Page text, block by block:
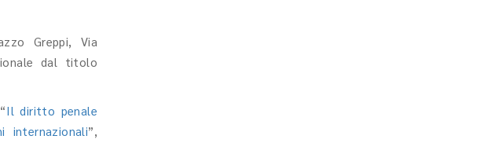
Greppi, Via
dal titolo
Il diritto penale
internazionali”,